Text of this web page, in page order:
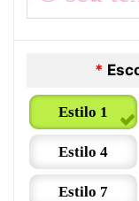
*
Estilo 1
Estilo 4
Estilo 7